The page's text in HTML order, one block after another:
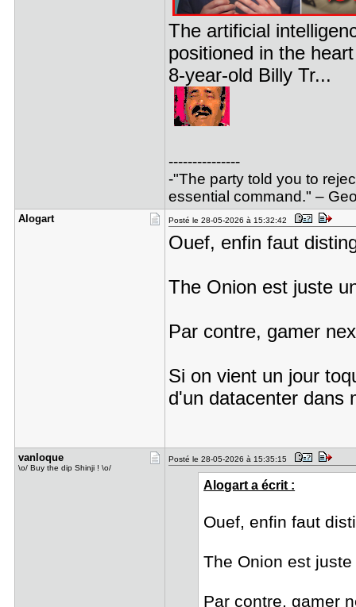
The artificial
positioned in the
8-year-old Billy Tr...
---------------
-"The party told you to
essential command." –
Alogart Posté le 28-05-2026 à 15:32:42
Ouef, enfin faut
The Onion est juste
Par contre, gamer
Si on vient un jour
d'un datacenter dans
vanloque
\o/ Buy the dip Shinji ! \o/
Posté le 28-05-2026 à 15:35:15
Alogart a écrit :
Ouef, enfin faut
The Onion est
Par contre, gamer